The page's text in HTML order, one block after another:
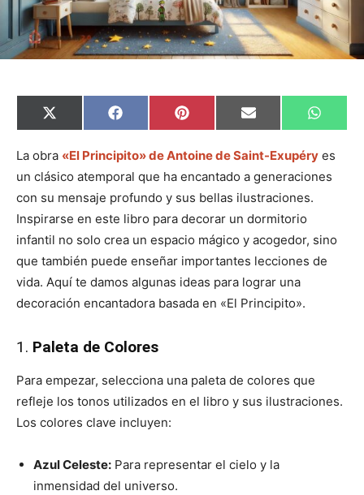
C
o
p
r
r
e
n
X
(
w
t
t
e
r
)
C
o
p
r
i
r
e
n
F
a
e
o
o
k
C
o
p
r
i
r
e
n
P
i
t
r
e
s
t
C
o
p
r
t
i
r
e
n
E
m
i
C
o
p
r
n
W
h
t
A
La obra «El Principito» de Antoine de Saint-Exupéry es
un clásico atemporal que ha encantado a generaciones
con su mensaje profundo y sus bellas ilustraciones.
Inspirarse en este libro para decorar un dormitorio
infantil no solo crea un espacio mágico y acogedor, sino
que también puede enseñar importantes lecciones de
vida. Aquí te damos algunas ideas para lograr una
decoración encantadora basada en «El Principito».
1. Paleta de Colores
Para empezar, selecciona una paleta de colores que
refleje los tonos utilizados en el libro y sus ilustraciones.
Los colores clave incluyen:
Azul Celeste: Para representar el cielo y la
inmensidad del universo.